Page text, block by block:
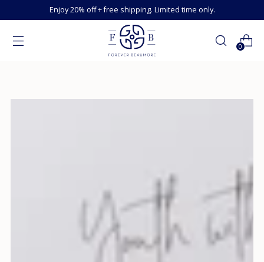
Enjoy 20% off + free shipping. Limited time only.
0